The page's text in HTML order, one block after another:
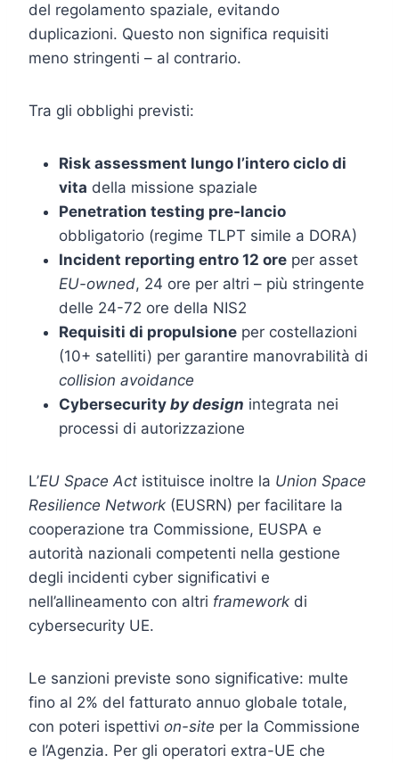
del regolamento spaziale, evitando
duplicazioni. Questo non significa requisiti
meno stringenti – al contrario.
Tra gli obblighi previsti:
Risk assessment lungo l’intero ciclo di
vita della missione spaziale
Penetration testing pre-lancio
obbligatorio (regime TLPT simile a DORA)
Incident reporting entro 12 ore per asset
EU-owned, 24 ore per altri – più stringente
delle 24-72 ore della NIS2
Requisiti di propulsione per costellazioni
(10+ satelliti) per garantire manovrabilità di
collision avoidance
Cybersecurity by design integrata nei
processi di autorizzazione
L’EU Space Act istituisce inoltre la Union Space
Resilience Network (EUSRN) per facilitare la
cooperazione tra Commissione, EUSPA e
autorità nazionali competenti nella gestione
degli incidenti cyber significativi e
nell’allineamento con altri framework di
cybersecurity UE.
Le sanzioni previste sono significative: multe
fino al 2% del fatturato annuo globale totale,
con poteri ispettivi on-site per la Commissione
e l’Agenzia. Per gli operatori extra-UE che